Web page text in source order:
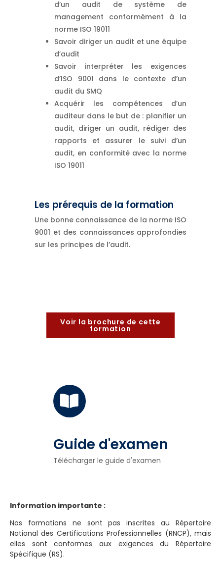
d’un audit de système de
management conformément à la
norme ISO 19011
Savoir diriger un audit et une équipe
d’audit
Savoir interpréter les exigences
d’ISO 9001 dans le contexte d’un
audit du SMQ
Acquérir les compétences d’un
auditeur dans le but de : planifier un
audit, diriger un audit, rédiger des
rapports et assurer le suivi d’un
audit, en conformité avec la norme
ISO 19011
Les prérequis de la formation
Une bonne connaissance de la norme ISO
9001 et des connaissances approfondies
sur les principes de l’audit.
Voir la brochure de cette
formation
Guide d'examen
Télécharger le guide d'examen
Information importante :
Nos formations ne sont pas inscrites au Répertoire
National des Certifications Professionnelles (RNCP), mais
elles sont conformes aux exigences du Répertoire
Spécifique (RS).